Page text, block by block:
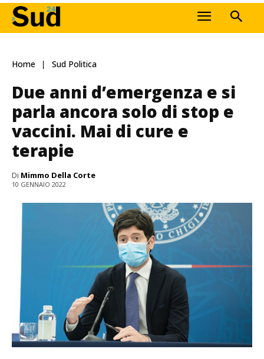
Home Sud Politica
Due anni d’emergenza e si
parla ancora solo di stop e
vaccini. Mai di cure e
terapie
Di Mimmo Della Corte
10 GENNAIO 2022